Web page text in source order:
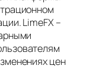
LimeFX –
цен